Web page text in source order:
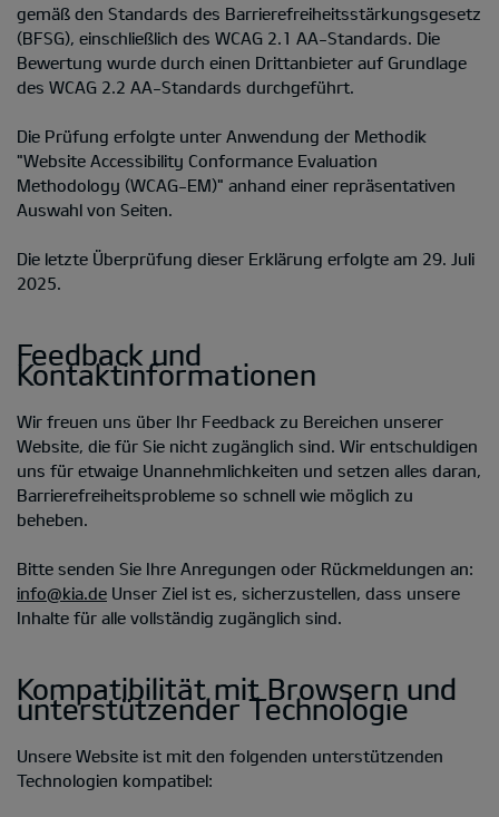
gemäß den Standards des Barrierefreiheitsstärkungsgesetz
(BFSG), einschließlich des WCAG 2.1 AA-Standards. Die
Bewertung wurde durch einen Drittanbieter auf Grundlage
des WCAG 2.2 AA-Standards durchgeführt.
Die Prüfung erfolgte unter Anwendung der Methodik
"Website Accessibility Conformance Evaluation
Methodology (WCAG-EM)" anhand einer repräsentativen
Auswahl von Seiten.
Die letzte Überprüfung dieser Erklärung erfolgte am 29. Juli
2025.
Feedback und
Kontaktinformationen
Wir freuen uns über Ihr Feedback zu Bereichen unserer
Website, die für Sie nicht zugänglich sind. Wir entschuldigen
uns für etwaige Unannehmlichkeiten und setzen alles daran,
Barrierefreiheitsprobleme so schnell wie möglich zu
beheben.
Bitte senden Sie Ihre Anregungen oder Rückmeldungen an:
info@kia.de Unser Ziel ist es, sicherzustellen, dass unsere
Inhalte für alle vollständig zugänglich sind.
Kompatibilität mit Browsern und
unterstützender Technologie
Unsere Website ist mit den folgenden unterstützenden
Technologien kompatibel: